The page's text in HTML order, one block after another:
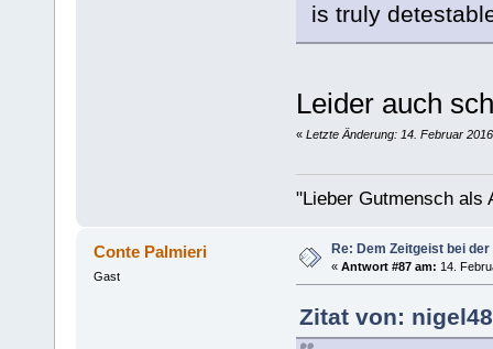
is truly
Leider auch
« Letzte Änderung: 14. Februar
"Lieber Gutmensch als
Conte Palmieri
Gast
Re: Dem Zeitgeist bei
« Antwort #87 am: 14.
Zitat von: